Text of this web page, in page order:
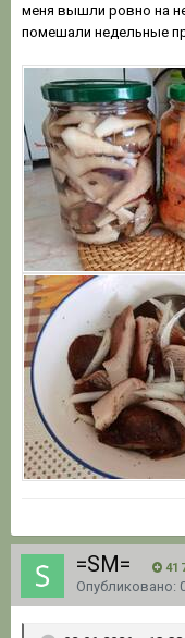
меня вышли ровно на
помешали недельные
=SM= 41
Опубликовано: